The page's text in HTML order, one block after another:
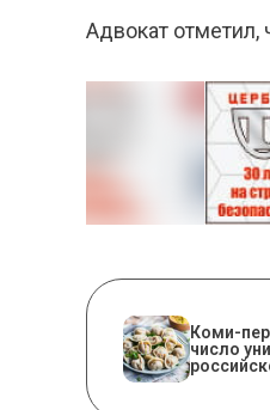
Адвокат отметил,
Коми-
число